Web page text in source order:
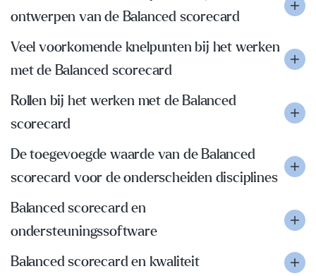
ontwerpen van de Balanced scorecard
Veel voorkomende knelpunten bij het werken
met de Balanced scorecard
Rollen bij het werken met de Balanced
scorecard
De toegevoegde waarde van de Balanced
scorecard voor de onderscheiden disciplines
Balanced scorecard en
ondersteuningssoftware
Balanced scorecard en kwaliteit